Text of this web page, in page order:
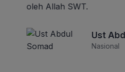
oleh Allah SWT.
Ust
Nasional